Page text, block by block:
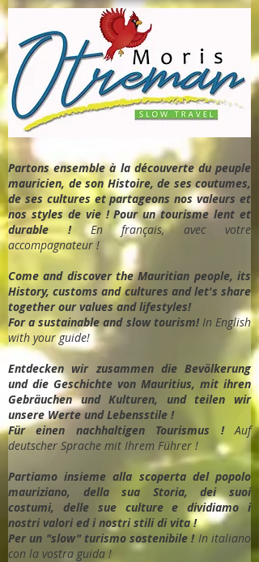
Partons ensemble à la découverte du peuple
mauricien, de son Histoire, de ses coutumes,
de ses cultures et partageons nos valeurs et
nos styles de vie ! Pour un tourisme lent et
durable !En français, avec votre
accompagnateur !
Come and discover the Mauritian people, its
History, customs and cultures and let's share
together our values and lifestyles!
For a sustainable and slow tourism!In English
with your guide!
Entdecken wir zusammen die Bevölkerung
und die Geschichte von Mauritius, mit ihren
Gebräuchen und Kulturen, und teilen wir
unsere Werte und Lebensstile !
Für einen nachhaltigen Tourismus !Auf
deutscher Sprache mit Ihrem Führer !
Partiamo insieme alla scoperta del popolo
mauriziano, della sua Storia, dei suoi
costumi, delle sue culture e dividiamo i
nostri valori ed i nostri stili di vita !
Per un "slow" turismo sostenibile !In italiano
con la vostra guida !